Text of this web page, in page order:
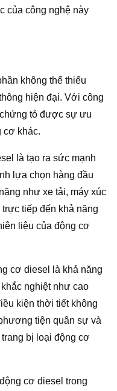
của công nghệ này
không thể thiếu
hiện đại. Với công
tỏ được sự ưu
cơ khác.
là tạo ra sức mạnh
lựa chọn hàng đầu
như xe tải, máy xúc
tiếp đến khả năng
liệu của động cơ
cơ diesel là khả năng
nghiệt như cao
kiện thời tiết không
tiện quân sự và
bị loại động cơ
cơ diesel trong